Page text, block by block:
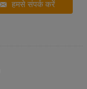
हमसे संपर्क करें